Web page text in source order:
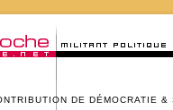
DE DÉMOCRATIE &